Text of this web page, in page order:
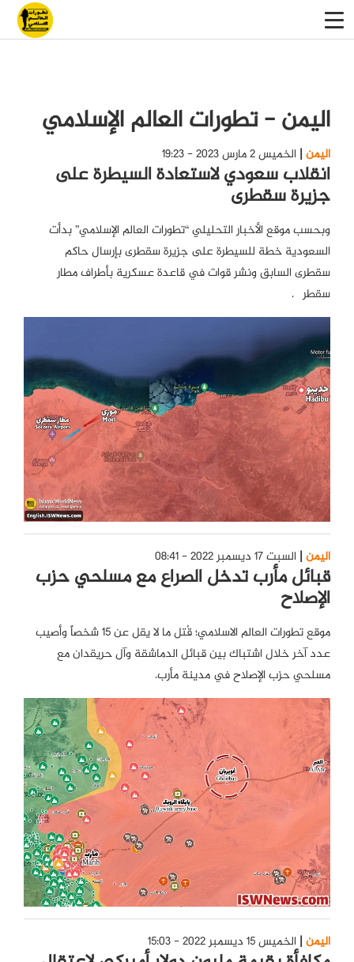
اليمن - تطورات العالم الإسلامي
اليمن الخميس 2 مارس 2023 - 19:23
انقلاب سعودي لاستعادة السيطرة على
جزيرة سقطرى
وبحسب موقع الأخبار التحليلي “تطورات العالم الإسلامي” بدأت
السعودية خطة للسيطرة على جزيرة سقطرى بإرسال حاكم
سقطرى السابق ونشر قوات في قاعدة عسكرية بأطراف مطار
سقطری.
اليمن السبت 17 ديسمبر 2022 - 08:41
قبائل مأرب تدخل الصراع مع مسلحي حزب
الإصلاح
موقع تطورات العالم الاسلامي؛ قُتل ما لا يقل عن 15 شخصاً وأصيب
عدد آخر خلال اشتباك بين قبائل الدماشقة وآل حريقدان مع
مسلحي حزب الإصلاح في مدينة مأرب.
اليمن الخميس 15 ديسمبر 2022 - 15:03